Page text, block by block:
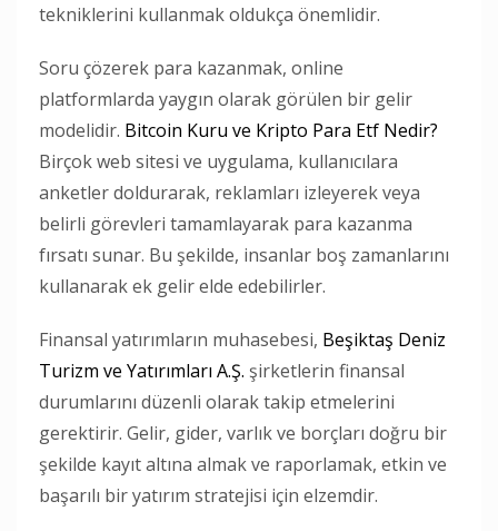
tekniklerini kullanmak oldukça önemlidir.
Soru çözerek para kazanmak, online
platformlarda yaygın olarak görülen bir gelir
modelidir. Bitcoin Kuru ve Kripto Para Etf Nedir?
Birçok web sitesi ve uygulama, kullanıcılara
anketler doldurarak, reklamları izleyerek veya
belirli görevleri tamamlayarak para kazanma
fırsatı sunar. Bu şekilde, insanlar boş zamanlarını
kullanarak ek gelir elde edebilirler.
Finansal yatırımların muhasebesi, Beşiktaş Deniz
Turizm ve Yatırımları A.Ş. şirketlerin finansal
durumlarını düzenli olarak takip etmelerini
gerektirir. Gelir, gider, varlık ve borçları doğru bir
şekilde kayıt altına almak ve raporlamak, etkin ve
başarılı bir yatırım stratejisi için elzemdir.